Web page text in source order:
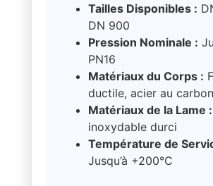
Tailles Disponibles :
DN 900
Pression Nominale :
PN16
Matériaux du Corps :
ductile, acier au
Matériaux de la Lame :
inoxydable durci
Température de
Jusqu’à +200°C